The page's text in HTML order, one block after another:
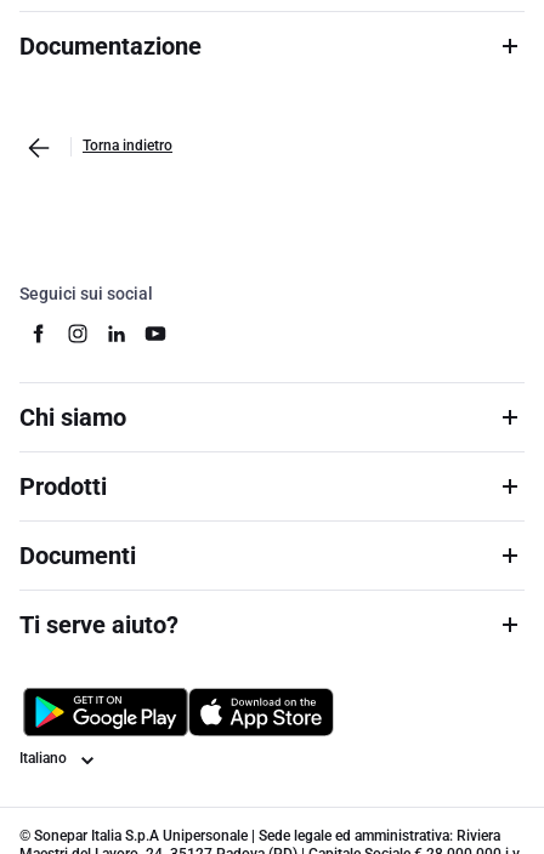
Documentazione
Torna indietro
Seguici sui social
Chi siamo
Prodotti
Documenti
Ti serve aiuto?
Lingua
© Sonepar Italia S.p.A Unipersonale | Sede legale ed amministrativa: Riviera